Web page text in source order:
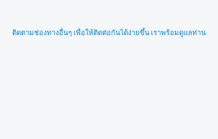
ติดตามช่องทางอื่นๆ เพื่อให้ติดต่อกันได้ง่ายขึ้น เราพร้อมดูแลท่าน